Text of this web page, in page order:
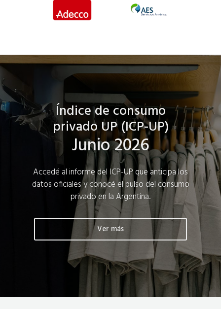
Índice de consumo
privado UP (ICP-UP)
Junio 2026
Accedé al informe del ICP-UP que anticipa los
datos oficiales y conocé el pulso del consumo
privado en la Argentina.
Ver más